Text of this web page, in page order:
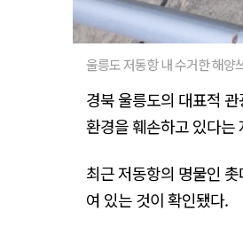
울릉도 저동항 내 수거한 해양
경북 울릉도의 대표적
환경을 훼손하고 있다는
최근 저동항의 명물인
여 있는 것이 확인됐다.